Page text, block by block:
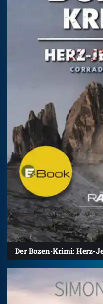
Der Bozen-Krimi: Herz-